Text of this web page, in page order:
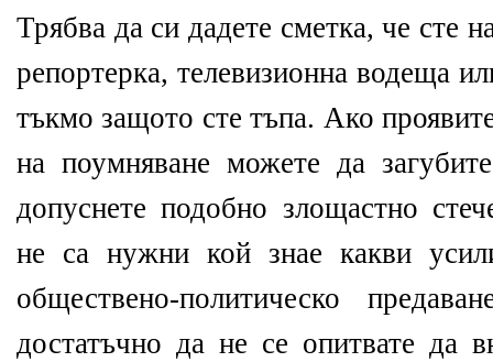
Трябва да си дадете сметка, че сте
репортерка, телевизионна водеща
тъкмо защото сте тъпа. Ако
на поумняване можете да
допуснете подобно злощастно
не са нужни кой знае какви
обществено-политическо
достатъчно да не се опитвате да